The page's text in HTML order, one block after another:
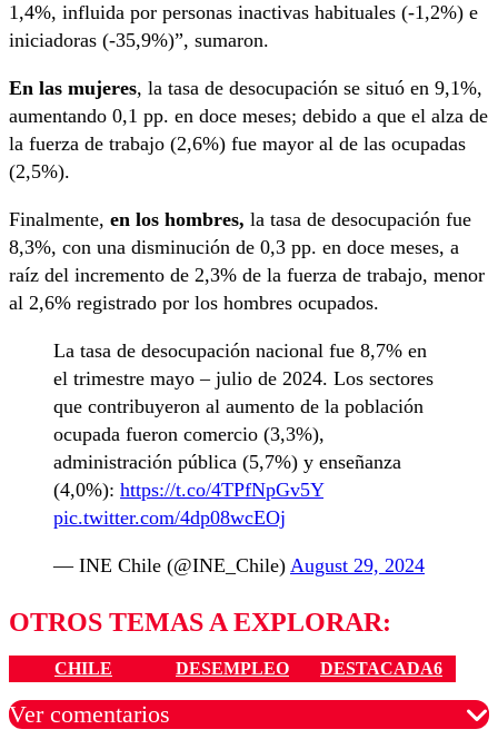
1,4%, influida por personas inactivas habituales (-1,2%) e
iniciadoras (-35,9%)”, sumaron.
En las mujeres, la tasa de desocupación se situó en 9,1%,
aumentando 0,1 pp. en doce meses; debido a que el alza de
la fuerza de trabajo (2,6%) fue mayor al de las ocupadas
(2,5%).
Finalmente, en los hombres, la tasa de desocupación fue
8,3%, con una disminución de 0,3 pp. en doce meses, a
raíz del incremento de 2,3% de la fuerza de trabajo, menor
al 2,6% registrado por los hombres ocupados.
La tasa de desocupación nacional fue 8,7% en
el trimestre mayo – julio de 2024. Los sectores
que contribuyeron al aumento de la población
ocupada fueron comercio (3,3%),
administración pública (5,7%) y enseñanza
(4,0%): https://t.co/4TPfNpGv5Y
pic.twitter.com/4dp08wcEOj
— INE Chile (@INE_Chile) August 29, 2024
OTROS TEMAS A EXPLORAR:
CHILE DESEMPLEO DESTACADA6
Ver comentarios